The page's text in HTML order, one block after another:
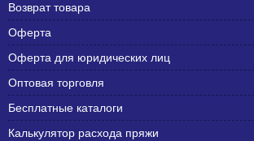
Возврат товара
Оферта
Оферта для юридических лиц
Оптовая торговля
Бесплатные каталоги
Калькулятор расхода пряжи